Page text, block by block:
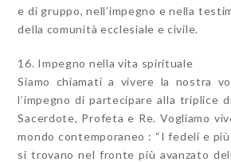
e di gruppo, nell’impegno e nella
della comunità ecclesiale e civile.
16. Impegno nella vita spirituale
Siamo chiamati a vivere la nostra
l’impegno di partecipare alla triplice
Sacerdote, Profeta e Re. Vogliamo
mondo contemporaneo : “I fedeli e
si trovano nel fronte più avanzato